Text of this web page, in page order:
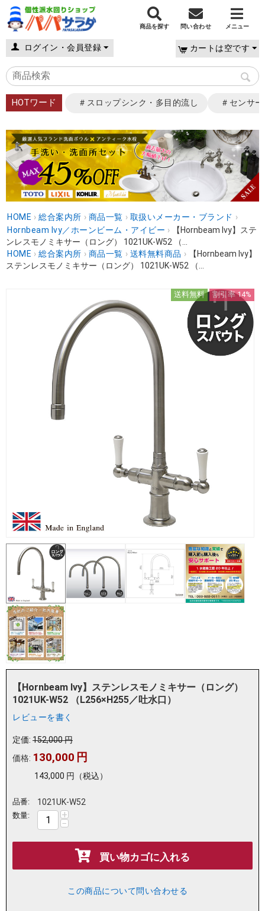
商品を探す 問い合わせ メニュー
ログイン・会員登録 カートは空です
HOTワード ＃スロップシンク・多目的流し ＃センサ
HOME › 総合案内所 › 商品一覧 › 取扱いメーカー・ブランド ›
Hornbeam Ivy／ホーンビーム・アイビー ›
【Hornbeam Ivy】ステ
ンレスモノミキサー（ロング） 1021UK-W52 （...
HOME › 総合案内所 › 商品一覧 › 送料無料商品 ›
【Hornbeam Ivy】
ステンレスモノミキサー（ロング） 1021UK-W52 （...
送料無料 割引率 14%
【Hornbeam Ivy】ステンレスモノミキサー（ロング）
1021UK-W52 （L256×H255／吐水口）
レビューを書く
定価: 152,000円
価格: 130,000 円
143,000 円 （税込）
品番: 1021UK-W52
数量: +
−
買い物カゴに入れる
この商品について問い合わせる